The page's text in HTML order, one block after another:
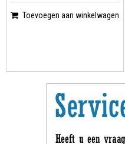
Toevoegen aan winkelwagen